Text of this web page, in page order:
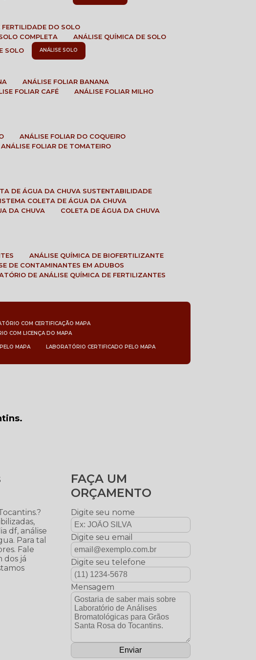
FERTILIDADE DO SOLO
COMPLETA
ANÁLISE QUÍMICA DE SOLO
SOLO ANÁLISE SOLO
ANÁLISE FOLIAR BANANA
FOLIAR CAFÉ
ANÁLISE FOLIAR MILHO
ANÁLISE FOLIAR DO COQUEIRO
ANÁLISE FOLIAR DE TOMATEIRO
DE ÁGUA DA CHUVA SUSTENTABILIDADE
SISTEMA COLETA DE ÁGUA DA CHUVA
DA CHUVA COLETA DE ÁGUA DA CHUVA
ANÁLISE QUÍMICA DE BIOFERTILIZANTE
DE CONTAMINANTES EM ADUBOS
DE ANÁLISE QUÍMICA DE FERTILIZANTES
COM CERTIFICAÇÃO MAPA
COM LICENÇA DO MAPA
MAPA LABORATÓRIO CERTIFICADO PELO MAPA
df, análise
Para tal
Fale
dos já
FAÇA UM
ORÇAMENTO
Digite seu nome
Digite seu email
Digite seu telefone
Mensagem